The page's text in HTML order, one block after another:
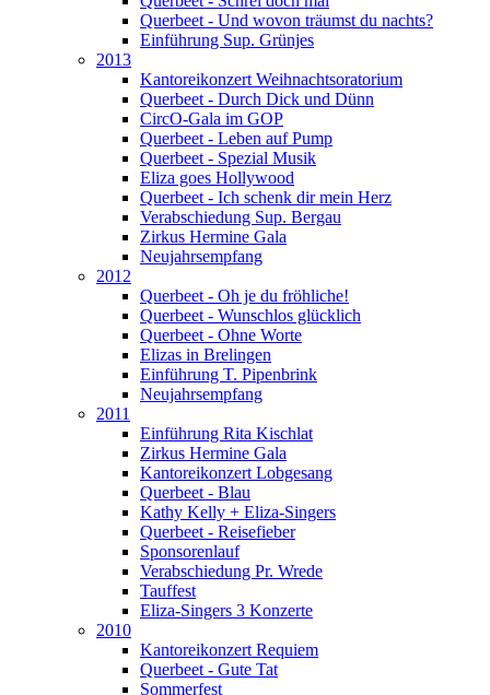
Querbeet - Und wovon träumst du nachts?
Einführung Sup. Grünjes
2013
Kantoreikonzert Weihnachtsoratorium
Querbeet - Durch Dick und Dünn
CircO-Gala im GOP
Querbeet - Leben auf Pump
Querbeet - Spezial Musik
Eliza goes Hollywood
Querbeet - Ich schenk dir mein Herz
Verabschiedung Sup. Bergau
Zirkus Hermine Gala
Neujahrsempfang
2012
Querbeet - Oh je du fröhliche!
Querbeet - Wunschlos glücklich
Querbeet - Ohne Worte
Elizas in Brelingen
Einführung T. Pipenbrink
Neujahrsempfang
2011
Einführung Rita Kischlat
Zirkus Hermine Gala
Kantoreikonzert Lobgesang
Querbeet - Blau
Kathy Kelly + Eliza-Singers
Querbeet - Reisefieber
Sponsorenlauf
Verabschiedung Pr. Wrede
Tauffest
Eliza-Singers 3 Konzerte
2010
Kantoreikonzert Requiem
Querbeet - Gute Tat
Sommerfest